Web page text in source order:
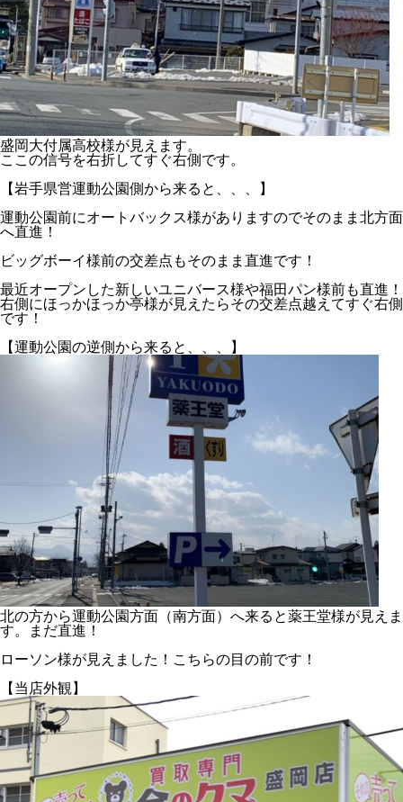
盛岡大付属高校様が見えます。
ここの信号を右折してすぐ右側です。
【岩手県営運動公園側から来ると、、、】
運動公園前にオートバックス様がありますのでそのまま北方面
へ直進！
ビッグボーイ様前の交差点もそのまま直進です！
最近オープンした新しいユニバース様や福田パン様前も直進！
右側にほっかほっか亭様が見えたらその交差点越えてすぐ右側
です！
【運動公園の逆側から来ると、、、】
北の方から運動公園方面（南方面）へ来ると薬王堂様が見えま
す。まだ直進！
ローソン様が見えました！こちらの目の前です！
【当店外観】